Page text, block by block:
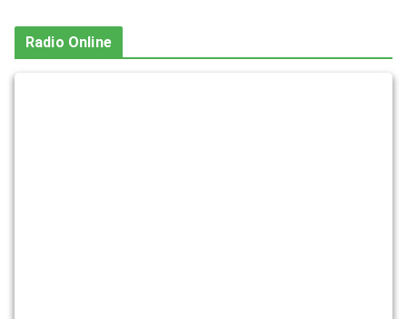
Radio Online